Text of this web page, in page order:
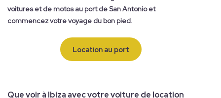
voitures et de motos au port de San Antonio et
commencez votre voyage du bon pied.
Location au port
Que voir à Ibiza avec votre voiture de location